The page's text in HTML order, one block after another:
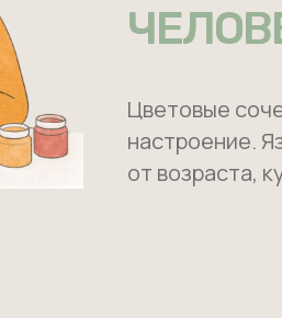
Цветовые
настроение.
от возраста,